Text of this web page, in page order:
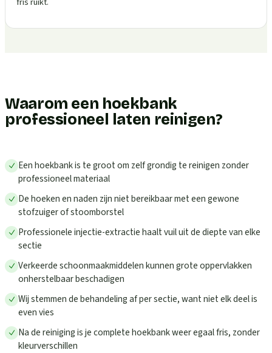
Waarom een hoekbank
professioneel laten reinigen?
Een hoekbank is te groot om zelf grondig te reinigen zonder
professioneel materiaal
De hoeken en naden zijn niet bereikbaar met een gewone
stofzuiger of stoomborstel
Professionele injectie-extractie haalt vuil uit de diepte van elke
sectie
Verkeerde schoonmaakmiddelen kunnen grote oppervlakken
onherstelbaar beschadigen
Wij stemmen de behandeling af per sectie, want niet elk deel is
even vies
Na de reiniging is je complete hoekbank weer egaal fris, zonder
kleurverschillen